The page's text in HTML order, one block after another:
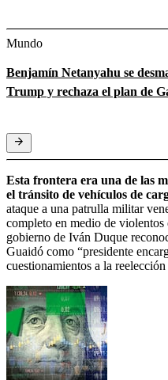
Mundo
Benjamín Netanyahu se
Trump y rechaza el plan de
Esta frontera era una de las
el tránsito de vehículos de
ataque a una patrulla militar
completo en medio de
gobierno de Iván Duque
Guaidó como “presidente
cuestionamientos a la